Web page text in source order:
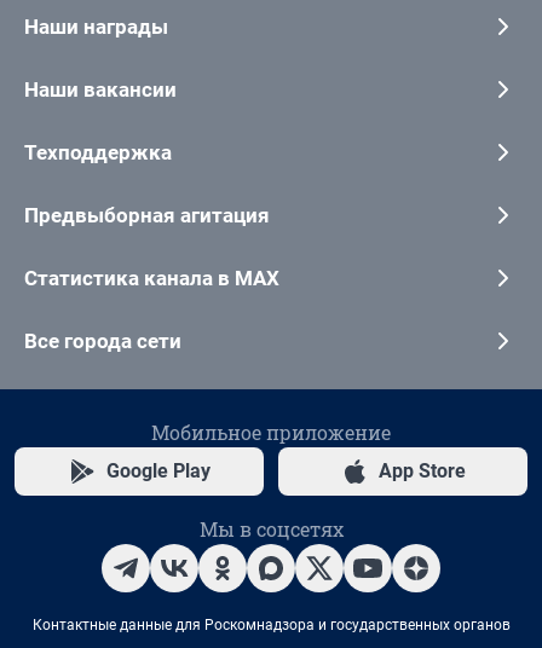
Наши награды
Наши вакансии
Техподдержка
Предвыборная агитация
Статистика канала в MAX
Все города сети
Мобильное приложение
Google Play App Store
Мы в соцсетях
Контактные данные для Роскомнадзора и государственных органов